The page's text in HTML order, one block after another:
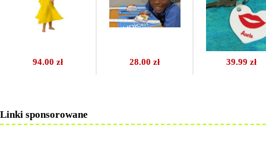
94.00 zł 28.00 zł 39.99 zł
Linki sponsorowane